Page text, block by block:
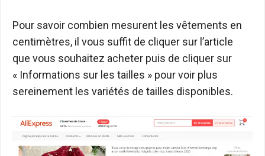
Pour savoir combien mesurent les vêtements en
centimètres, il vous suffit de cliquer sur l’article
que vous souhaitez acheter puis de cliquer sur
« Informations sur les tailles » pour voir plus
sereinement les variétés de tailles disponibles.